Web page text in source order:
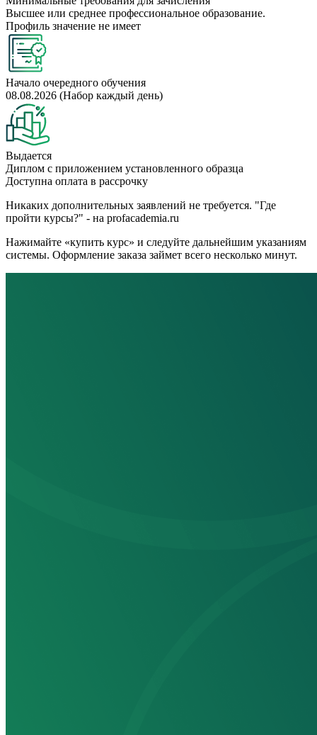
Высшее или среднее профессиональное образование.
Профиль значение не имеет
Начало очередного обучения
08.08.2026 (Набор каждый день)
Выдается
Диплом с приложением установленного образца
Доступна оплата в рассрочку
Никаких дополнительных заявлений не требуется. "Где
пройти курсы?" - на profacademia.ru
Нажимайте «купить курс» и следуйте дальнейшим указаниям
системы. Оформление заказа займет всего несколько минут.